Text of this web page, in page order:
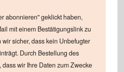
abonnieren" geklickt haben,
mit einem Bestätigungslink zu
sicher, dass kein Unbefugter
Durch Bestellung des
wir Ihre Daten zum Zwecke